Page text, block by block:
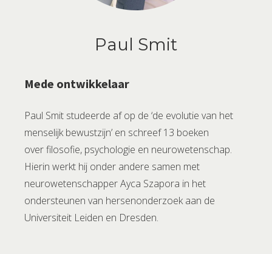
Paul Smit
Mede ontwikkelaar
Paul Smit studeerde af op de ‘de evolutie van het
menselijk bewustzijn’ en schreef 13 boeken
over filosofie, psychologie en neurowetenschap.
Hierin werkt hij onder andere samen met
neurowetenschapper Ayca Szapora in het
ondersteunen van hersenonderzoek aan de
Universiteit Leiden en Dresden.